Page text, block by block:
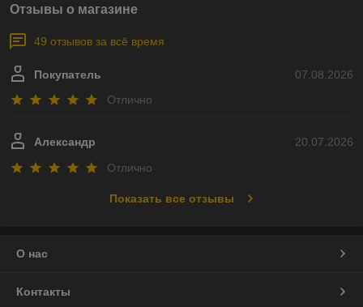
Отзывы о магазине
49 отзывов за всё время
07.08.2026
Покупатель
Отлично
20.07.2026
Александр
Отлично
Показать все отзывы
О нас
Контакты